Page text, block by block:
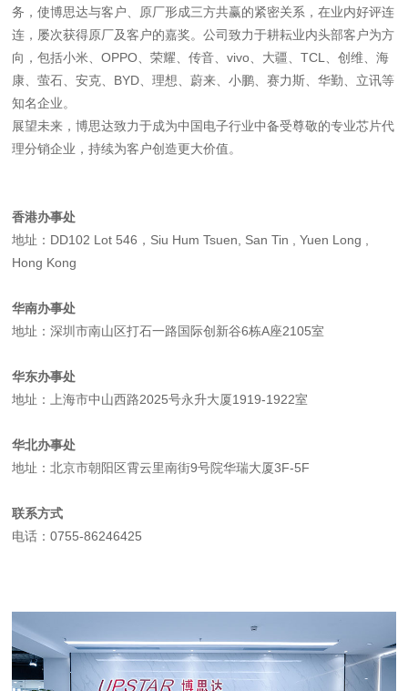
务，使博思达与客户、原厂形成三方共赢的紧密关系，在业内好评连
连，屡次获得原厂及客户的嘉奖。公司致力于耕耘业内头部客户为方
向，包括小米、OPPO、荣耀、传音、vivo、大疆、TCL、创维、海
康、萤石、安克、BYD、理想、蔚来、小鹏、赛力斯、华勤、立讯等
知名企业。
展望未来，博思达致力于成为中国电子行业中备受尊敬的专业芯片代
理分销企业，持续为客户创造更大价值。
香港办事处
地址：DD102 Lot 546，Siu Hum Tsuen, San Tin , Yuen Long ,
Hong Kong
华南办事处
地址：深圳市南山区打石一路国际创新谷6栋A座2105室
华东办事处
地址：上海市中山西路2025号永升大厦1919-1922室
华北办事处
地址：北京市朝阳区霄云里南街9号院华瑞大厦3F-5F
联系方式
电话：0755-86246425